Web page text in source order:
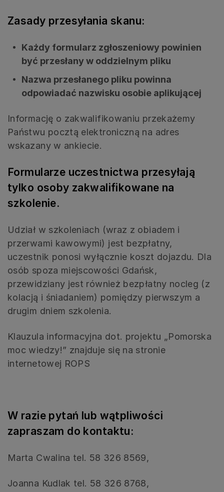
Zasady przesyłania skanu:
Każdy formularz zgłoszeniowy powinien
być przesłany w oddzielnym pliku
Nazwa przesłanego pliku powinna
odpowiadać nazwisku osobie aplikującej
Informację o zakwalifikowaniu przekażemy
Państwu pocztą elektroniczną na adres
wskazany w ankiecie.
Formularze uczestnictwa przesyłają
tylko osoby zakwalifikowane na
szkolenie.
Udział w szkoleniach (wraz z obiadem i
przerwami kawowymi) jest bezpłatny,
uczestnik ponosi wyłącznie koszt dojazdu. Dla
osób spoza miejscowości Gdańsk,
przewidziany jest również bezpłatny nocleg (z
kolacją i śniadaniem) pomiędzy pierwszym a
drugim dniem szkolenia.
Klauzula informacyjna dot. projektu „Pomorska
moc wiedzy!” znajduje się na stronie
internetowej ROPS
W razie pytań lub wątpliwości
zapraszam do kontaktu:
Marta Cwalina tel. 58 326 8569,
Joanna Kudlak tel. 58 326 8768,